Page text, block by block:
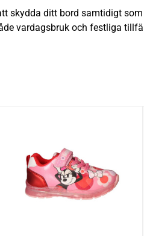
skydda ditt bord samtidigt
vardagsbruk och festliga